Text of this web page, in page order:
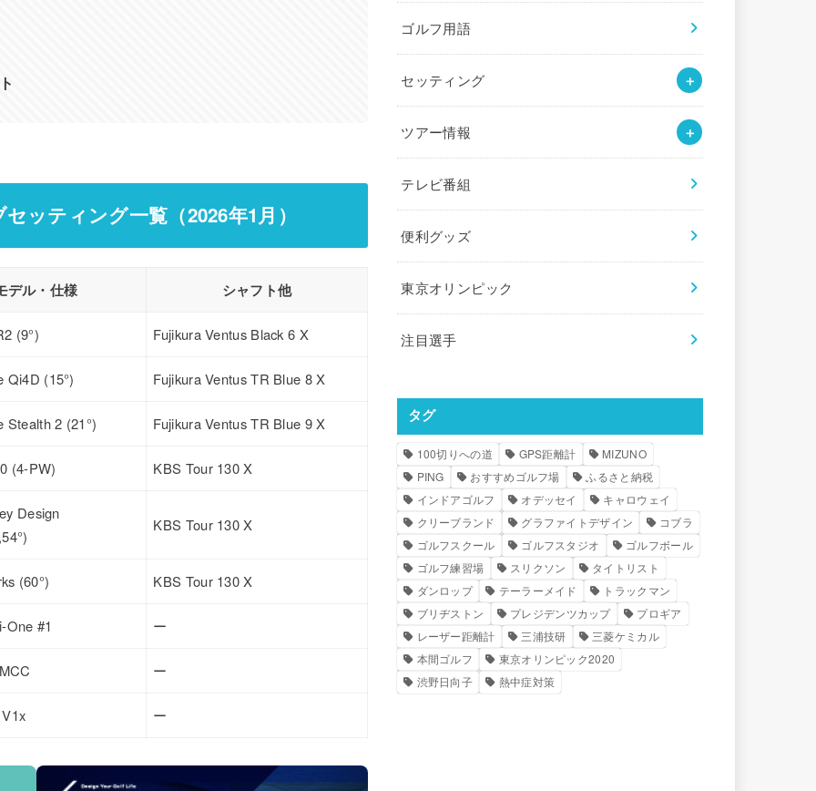
ッティング一覧（2026年1月）
デル・仕様 シャフト他
(9°) Fujikura Ventus Black 6 X
Qi4D (15°) Fujikura Ventus TR Blue 8 X
Stealth 2 (21°) Fujikura Ventus TR Blue 9 X
(4-PW) KBS Tour 130 X
Design
KBS Tour 130 X
(60°) KBS Tour 130 X
One #1 ー
ー
ー
ゴルフ用語
セッティング
ツアー情報
テレビ番組
便利グッズ
東京オリンピック
注目選手
タグ
100切りへの道 GPS距離計
MIZUNO
PING
おすすめゴルフ場
ふるさと納税
インドアゴルフ
オデッセイ
キャロウェイ
クリーブランド
グラファイトデザイン
コブラ
ゴルフスクール
ゴルフスタジオ
ゴルフボール
ゴルフ練習場
スリクソン
タイトリスト
ダンロップ
テーラーメイド
トラックマン
ブリヂストン
プレジデンツカップ
プロギア
レーザー距離計
三浦技研
三菱ケミカル
本間ゴルフ
東京オリンピック2020
渋野日向子
熱中症対策